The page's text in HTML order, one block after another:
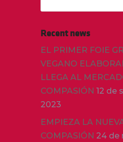
Recent news
EL PRIMER FOIE
VEGANO
LLEGA AL
COMPASIÓN 12 de
2023
EMPIEZA LA
COMPASIÓN 24 de